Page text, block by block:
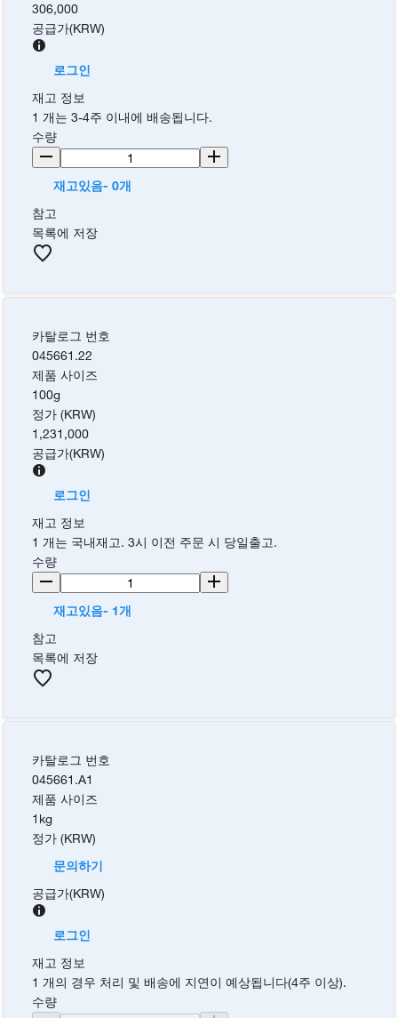
306,000
공급가(KRW)
로그인
재고 정보
1 개는 3-4주 이내에 배송됩니다.
수량
재고있음- 0개
참고
목록에 저장
카탈로그 번호
045661.22
제품 사이즈
100g
정가 (KRW)
1,231,000
공급가(KRW)
로그인
재고 정보
1 개는 국내재고. 3시 이전 주문 시 당일출고.
수량
재고있음- 1개
참고
목록에 저장
카탈로그 번호
045661.A1
제품 사이즈
1kg
정가 (KRW)
문의하기
공급가(KRW)
로그인
재고 정보
1 개의 경우 처리 및 배송에 지연이 예상됩니다(4주 이상).
수량